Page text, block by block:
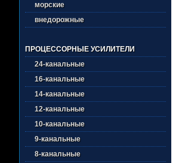
морские
внедорожные
ПРОЦЕССОРНЫЕ УСИЛИТЕЛИ
24-канальные
16-канальные
14-канальные
12-канальные
10-канальные
9-канальные
8-канальные